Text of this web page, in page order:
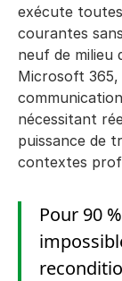
exécute
courantes
neuf de milieu
Microsoft 365,
nécessitant
puissance de
contextes
Pour 90